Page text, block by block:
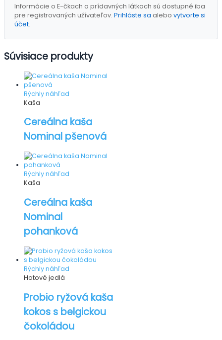
Informácie o E-čkach a prídavných látkach sú dostupné iba
pre registrovaných užívateľov. Prihláste sa alebo vytvorte si
účet.
Súvisiace produkty
Rýchly náhľad
Kaša
Cereálna kaša
Nominal pšenová
Rýchly náhľad
Kaša
Cereálna kaša
Nominal
pohanková
Rýchly náhľad
Hotové jedlá
Probio ryžová kaša
kokos s belgickou
čokoládou